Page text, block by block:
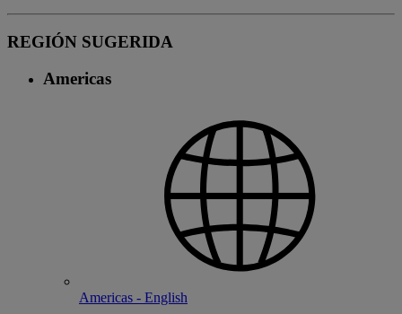
REGIÓN SUGERIDA
Americas
Americas - English